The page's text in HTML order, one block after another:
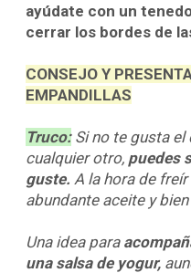
ayúdate con un
cerrar los bordes de
CONSEJO Y
EMPANDILLAS
Truco:Si no te gusta el
cualquier otro, puedes
guste. A la hora de
abundante aceite y
Una idea para
una salsa de yogur,